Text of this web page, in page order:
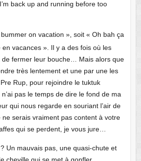
back up and running before too
on vacation », soit « Oh bah ça
en vacances ». Il y a des fois où les
de fermer leur bouche… Mais alors que
très lentement et une par une les
Rup, pour rejoindre le tuktuk
n’ai pas le temps de dire le fond de ma
qui nous regarde en souriant l’air de
serais vraiment pas content à votre
qui se perdent, je vous jure…
? Un mauvais pas, une quasi-chute et
cheville qui se met à gonfler